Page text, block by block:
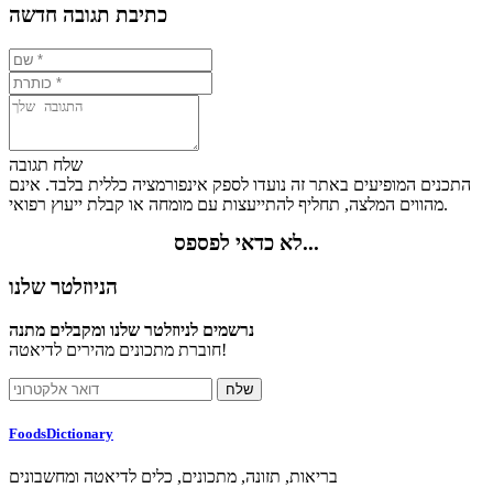
כתיבת תגובה חדשה
שלח תגובה
התכנים המופיעים באתר זה נועדו לספק אינפורמציה כללית בלבד. אינם
מהווים המלצה, תחליף להתייעצות עם מומחה או קבלת ייעוץ רפואי.
לא כדאי לפספס...
הניוזלטר שלנו
נרשמים לניוזלטר שלנו ומקבלים מתנה
חוברת מתכונים מהירים לדיאטה!
FoodsDictionary
בריאות, תזונה, מתכונים, כלים לדיאטה ומחשבונים